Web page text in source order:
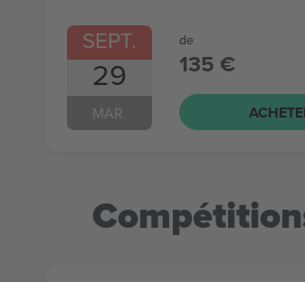
SEPT.
29
MAR.
de
135 €